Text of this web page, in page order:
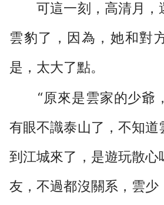
可這一刻，高清月，
雲豹了，因為，她和對
是，太大了點。
“原來是雲家的少爺
有眼不識泰山了，不知道
到江城來了，是遊玩散心
友，不過都沒關系，雲少